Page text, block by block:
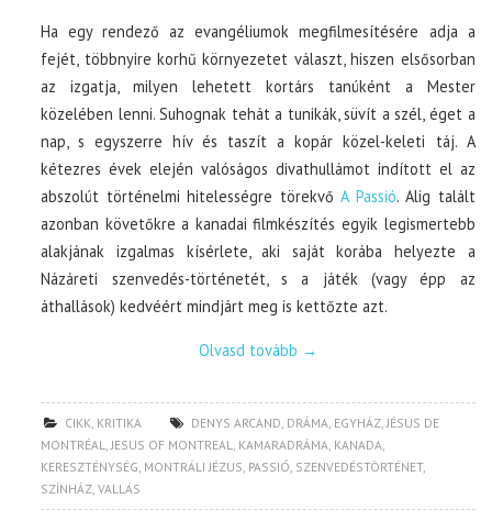
Ha egy rendező az evangéliumok megfilmesítésére adja a
fejét, többnyire korhű környezetet választ, hiszen elsősorban
az izgatja, milyen lehetett kortárs tanúként a Mester
közelében lenni. Suhognak tehát a tunikák, süvít a szél, éget a
nap, s egyszerre hív és taszít a kopár közel-keleti táj. A
kétezres évek elején valóságos divathullámot indított el az
abszolút történelmi hitelességre törekvőA Passió. Alig talált
azonban követőkre a kanadai filmkészítés egyik legismertebb
alakjának izgalmas kísérlete, aki saját korába helyezte a
Názáreti szenvedés-történetét, s a játék (vagy épp az
áthallások) kedvéért mindjárt meg is kettőzte azt.
Olvasd tovább →
CIKK, KRITIKA DENYS ARCAND, DRÁMA, EGYHÁZ,JÉSUS DE
MONTRÉAL,JESUS OF MONTREAL, KAMARADRÁMA, KANADA,
KERESZTÉNYSÉG, MONTRÁLI JÉZUS, PASSIÓ, SZENVEDÉSTÖRTÉNET,
SZÍNHÁZ,VALLÁS